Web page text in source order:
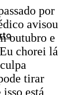
por
avisou
outubro e
chorei lá
tirar
está